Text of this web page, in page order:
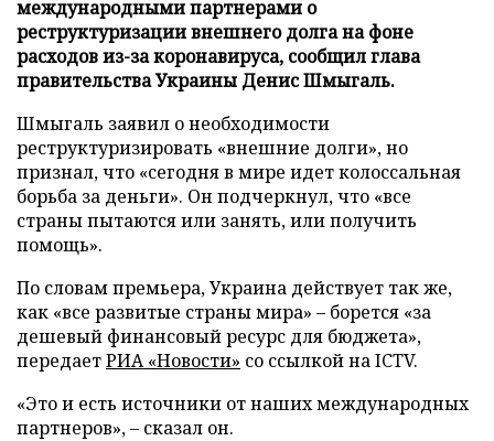
международными партнерами о
реструктуризации внешнего долга на фоне
расходов из-за коронавируса, сообщил глава
правительства Украины Денис Шмыгаль.
Шмыгаль заявил о необходимости
реструктуризировать «внешние долги», но
признал, что «сегодня в мире идет колоссальная
борьба за деньги». Он подчеркнул, что «все
страны пытаются или занять, или получить
помощь».
По словам премьера, Украина действует так же,
как «все развитые страны мира» – борется «за
дешевый финансовый ресурс для бюджета»,
передаетРИА «Новости» со ссылкой на ICTV.
«Это и есть источники от наших международных
партнеров», – сказал он.